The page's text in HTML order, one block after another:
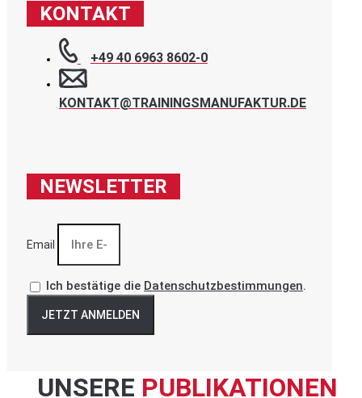
KONTAKT
+49 40 6963 8602-0
KONTAKT@TRAININGSMANUFAKTUR.DE
NEWSLETTER
Email
Ich bestätige die Datenschutzbestimmungen.
JETZT ANMELDEN
UNSERE PUBLIKATIONEN